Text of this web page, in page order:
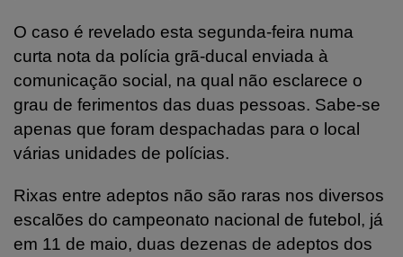
O caso é revelado esta segunda-feira numa
curta nota da polícia grã-ducal enviada à
comunicação social, na qual não esclarece o
grau de ferimentos das duas pessoas. Sabe-se
apenas que foram despachadas para o local
várias unidades de polícias.
Rixas entre adeptos não são raras nos diversos
escalões do campeonato nacional de futebol, já
em 11 de maio, duas dezenas de adeptos dos